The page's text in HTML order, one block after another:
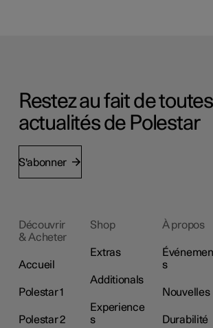
Restez au fait de
actualités de Polestar
S'abonner
Découvrir
& Acheter
Accueil
Polestar 1
Polestar 2
Shop
Extras
Additionals
Experience
s
À propos
s
Nouvelles
Durabilité